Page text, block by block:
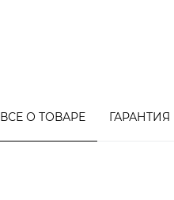
ВСЕ О ТОВАРЕ ГАРАНТИЯ